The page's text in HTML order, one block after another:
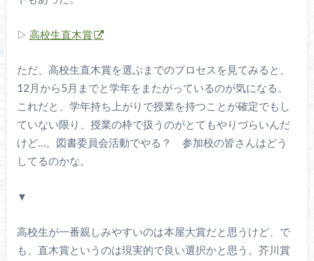
▷ 高校生直木賞
ただ、高校生直木賞を選ぶまでのプロセスを見てみると、
12月から5月までと学年をまたがっているのが気になる。
これだと、学年持ち上がりで授業を持つことが確定でもし
ていない限り、授業の枠で扱うのがとてもやりづらいんだ
けど…。図書委員会活動でやる？ 参加校の皆さんはどう
してるのかな。
▼
高校生が一番親しみやすいのは本屋大賞だと思うけど、で
も、直木賞というのは現実的で良い選択かと思う。芥川賞